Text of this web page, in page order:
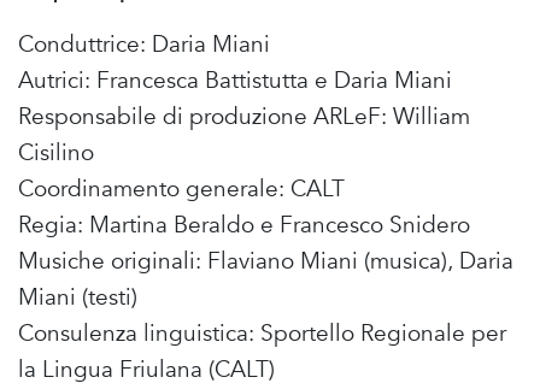
Conduttrice: Daria Miani
Autrici: Francesca Battistutta e Daria Miani
Responsabile di produzione ARLeF: William
Cisilino
Coordinamento generale: CALT
Regia: Martina Beraldo e Francesco Snidero
Musiche originali: Flaviano Miani (musica), Daria
Miani (testi)
Consulenza linguistica: Sportello Regionale per
la Lingua Friulana (CALT)